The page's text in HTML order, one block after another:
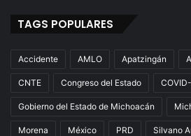
TAGS POPULARES
Accidente AMLO Apatzingán
CNTE Congreso del Estado
Gobierno del Estado de Michoacán
Morena México PRD Silvano